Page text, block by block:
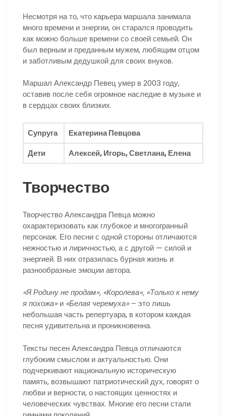
Несмотря на то, что карьера маршала занимала
много времени и энергии, он старался проводить
как можно больше времени со своей семьей. Он
был верным и преданным мужем, любящим отцом
и заботливым дедушкой для своих внуков.
Маршал Александр Певец умер в 2003 году,
оставив после себя огромное наследие в музыке и
в сердцах своих близких.
Супруга
Екатерина Певцова
Дети
Алексей, Игорь, Светлана, Елена
Творчество
Творчество Александра Певца можно
охарактеризовать как глубокое и многогранный
персонаж. Его песни с одной стороны отличаются
нежностью и лиричностью, а с другой — силой и
энергией. В них отразилась бурная жизнь и
разнообразные эмоции автора.
«Я Родину не продам», «Королева», «Только к нему
я похожа»и «Белая черемуха»– это лишь
небольшая часть репертуара, в котором каждая
песня удивительна и проникновенна.
Тексты песен Александра Певца отличаются
глубоким смыслом и актуальностью. Они
подчеркивают национальную историческую
память, возвышают патриотический дух, говорят о
любви и верности, о настоящих ценностях и
человеческих чувствах. Многие его песни стали